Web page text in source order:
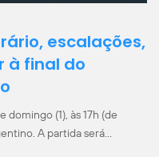
escalações,
à final do
(1), às 17h (de
A partida será…